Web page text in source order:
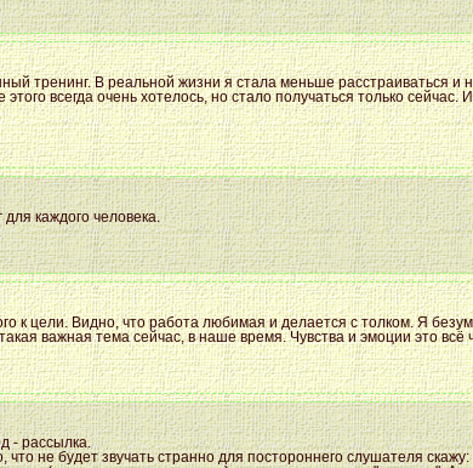
тренинг. В реальной жизни я стала меньше расстраиваться и
всегда очень хотелось, но стало получаться только сейчас.
каждого человека.
к цели. Видно, что работа любимая и делается с толком. Я
важная тема сейчас, в наше время. Чувства и эмоции это всё
- рассылка.
не будет звучать странно для постороннего слушателя